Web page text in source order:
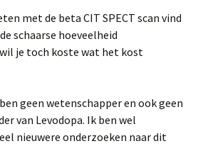
met de beta CIT SPECT scan vind
schaarse hoeveelheid
je toch koste wat het kost
geen wetenschapper en ook geen
van Levodopa. Ik ben wel
nieuwere onderzoeken naar dit